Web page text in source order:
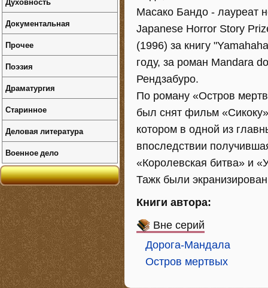
Масако Бандо - лауреат
Japanese Horror Story
(1996) за книгу
году, за роман Mandara
Рендзабуро.
По роману «Остров
был снят фильм
котором в одной из
впоследствии
«Королевская битва» и
Тажк были
Книги автора:
Вне серий
Дорога-Мандала
Остров мертвых
Документальная
Прочее
Поэзия
Драматургия
Старинное
Деловая литература
Военное дело